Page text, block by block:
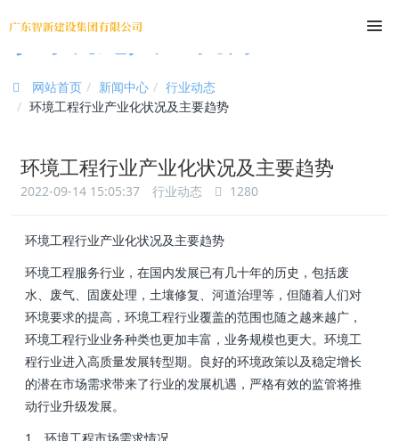
尊时凯龙人生就博
网站首页 新闻中心
行业动态
环境工程行业产业化状况及主要趋势
环境工程行业产业化状况及主要趋势
2022-09-14 15:05:37 行业动态 1280
环境工程行业产业化状况及主要趋势
环境工程服务行业，在国内发展已有几十年的历史 ，包括废
水 、废气、固废处理，土壤修复 、河道治理等，但随着人们对
环境要求的提高，环境工程行业覆盖的范围也随之越来越广 ，
环境工程行业业务种类也更加丰富 ，业务规模也更大 。环境工
程行业进入高质量发展转型期 。良好的环境政策以及稳定增长
的潜在市场需求带来了行业的发展机遇 ，严格有效的监管将推
动行业升级发展。